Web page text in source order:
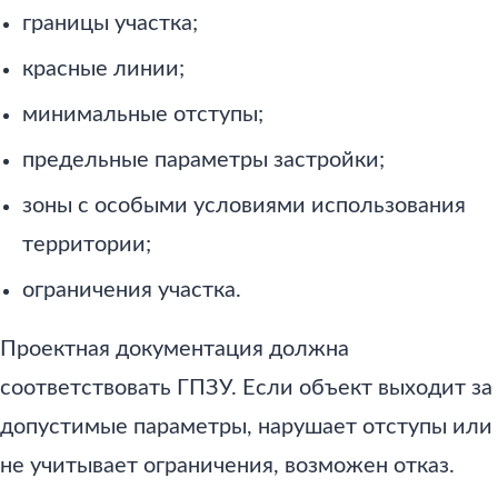
границы участка;
красные линии;
минимальные отступы;
предельные параметры застройки;
зоны с особыми условиями использования
территории;
ограничения участка.
Проектная документация должна
соответствовать ГПЗУ. Если объект выходит за
допустимые параметры, нарушает отступы или
не учитывает ограничения, возможен отказ.